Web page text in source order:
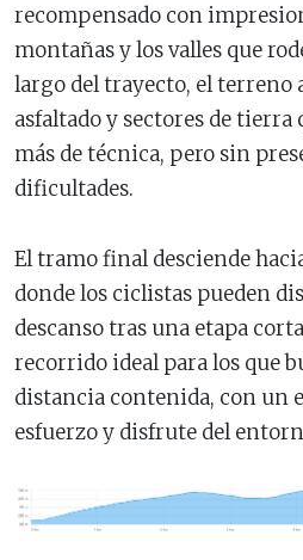
recompensado con
montañas y los valles que
largo del trayecto, el
asfaltado y sectores de
más de técnica, pero sin
dificultades.
El tramo final desciende
donde los ciclistas pueden
descanso tras una etapa
recorrido ideal para los que
distancia contenida, con un
esfuerzo y disfrute del